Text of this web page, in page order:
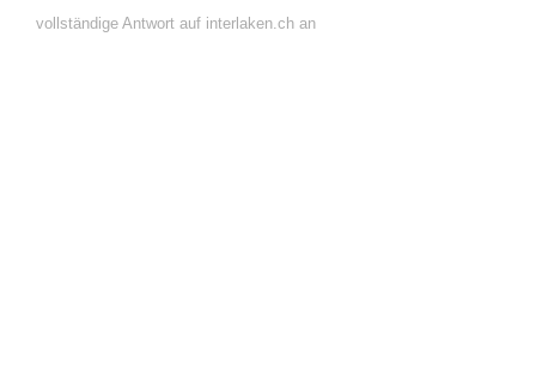
vollständige Antwort auf interlaken.ch an